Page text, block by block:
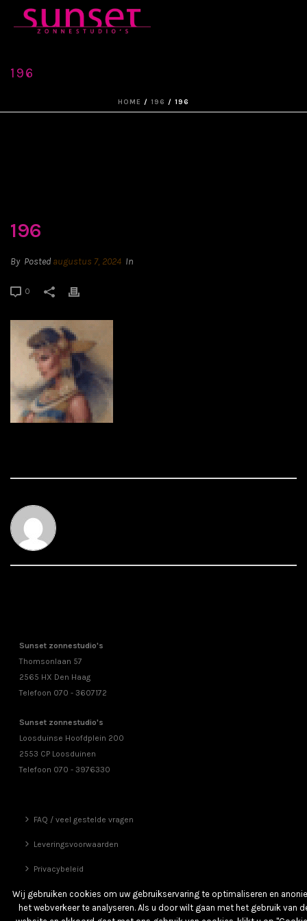
196
HOME / 196 / 196
196
By Posted augustus 7, 2024 In
0
Sunset zonnestudio's
Thomsonlaan 57
2565 HX Den Haag
Telefoon 070 - 3607172
Sunset zonnestudio's
Loosduinse Hoofdplein 200
2553 CP Loosduinen
Telefoon 070 - 3976330
FAQ / veel gestelde vragen
Leveringsvoorwaarden
Privacybeleid
Vrienden
Wij gebruiken cookies om uw gebruikservaring te optimaliseren en
het webverkeer te analyseren. Als u door wilt gaan met het gebruik van